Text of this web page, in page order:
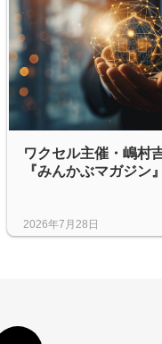
ワクセル主催・嶋村
『みんかぶマガジン
2026年7月28日